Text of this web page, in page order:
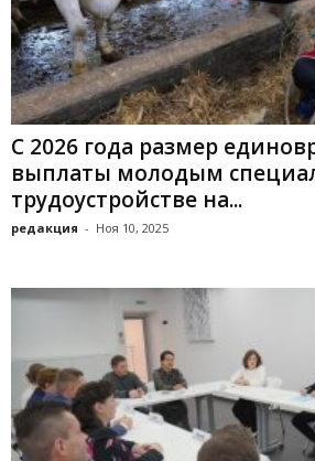
С 2026 года размер
выплаты молодым
трудоустройстве на...
редакция - Ноя 10, 2025